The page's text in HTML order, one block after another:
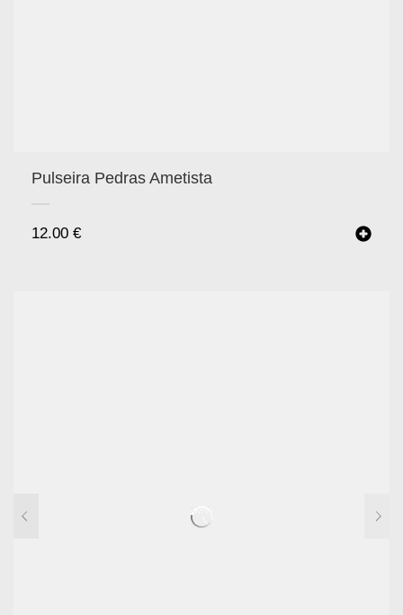
Pulseira Pedras Ametista
12.00 €